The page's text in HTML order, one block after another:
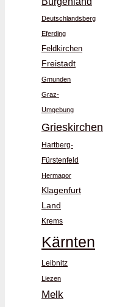
Deutschlandsberg
Eferding
Feldkirchen
Freistadt
Gmunden
Graz-
Umgebung
Grieskirchen
Hartberg-
Fürstenfeld
Hermagor
Klagenfurt
Land
Krems
Kärnten
Leibnitz
Liezen
Melk